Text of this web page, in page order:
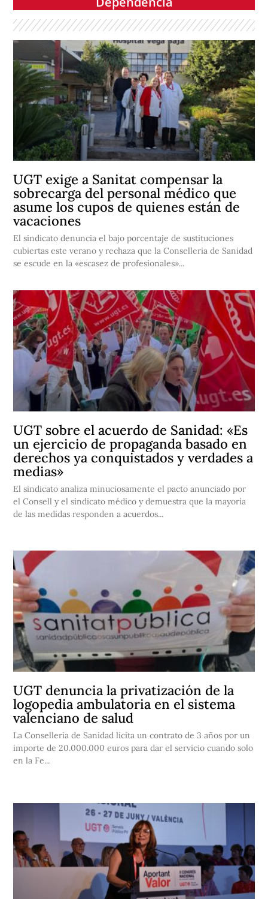
UGT exige a Sanitat compensar la
sobrecarga del personal médico que
asume los cupos de quienes están de
vacaciones
El sindicato denuncia el bajo porcentaje de sustituciones
cubiertas este verano y rechaza que la Conselleria de Sanidad
se escude en la «escasez de profesionales»...
UGT sobre el acuerdo de Sanidad: «Es
un ejercicio de propaganda basado en
derechos ya conquistados y verdades a
medias»
El sindicato analiza minuciosamente el pacto anunciado por
el Consell y el sindicato médico y demuestra que la mayoría
de las medidas responden a acuerdos...
UGT denuncia la privatización de la
logopedia ambulatoria en el sistema
valenciano de salud
La Conselleria de Sanidad licita un contrato de 3 años por un
importe de 20.000.000 euros para dar el servicio cuando solo
en la Fe...